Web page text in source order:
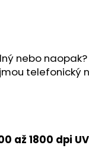
nebo
až 1800 dpi